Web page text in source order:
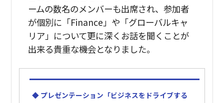
ームの数名のメンバーも出席され、参加者
が個別に「Finance」や「グローバルキャ
リア」について更に深くお話を聞くことが
出来る貴重な機会となりました。
◆ プレゼンテーション「ビジネスをドライブする